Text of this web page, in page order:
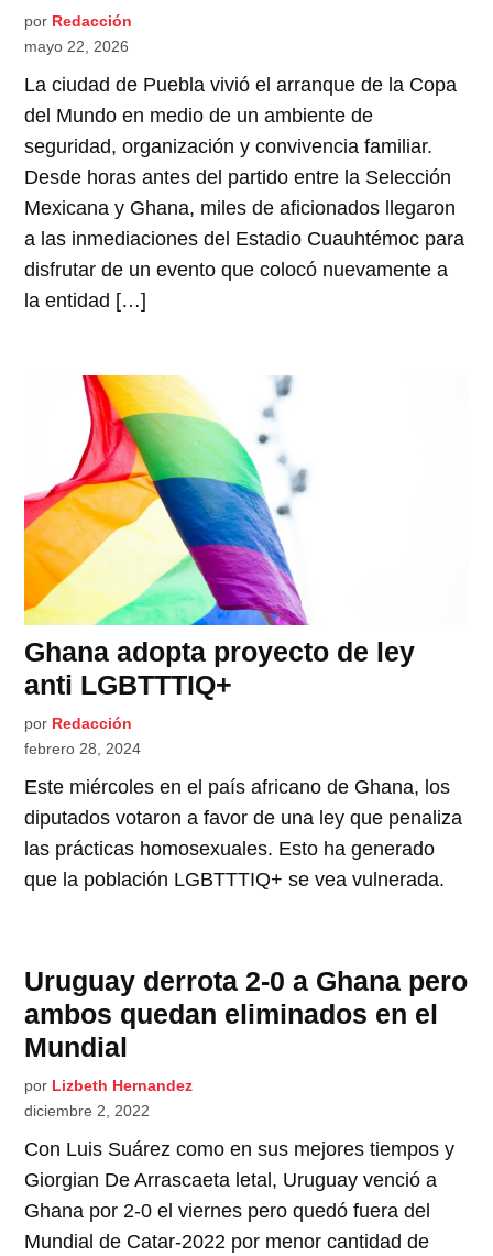
por Redacción
mayo 22, 2026
La ciudad de Puebla vivió el arranque de la Copa
del Mundo en medio de un ambiente de
seguridad, organización y convivencia familiar.
Desde horas antes del partido entre la Selección
Mexicana y Ghana, miles de aficionados llegaron
a las inmediaciones del Estadio Cuauhtémoc para
disfrutar de un evento que colocó nuevamente a
la entidad […]
Ghana adopta proyecto de ley
anti LGBTTTIQ+
por Redacción
febrero 28, 2024
Este miércoles en el país africano de Ghana, los
diputados votaron a favor de una ley que penaliza
las prácticas homosexuales. Esto ha generado
que la población LGBTTTIQ+ se vea vulnerada.
Uruguay derrota 2-0 a Ghana pero
ambos quedan eliminados en el
Mundial
por Lizbeth Hernandez
diciembre 2, 2022
Con Luis Suárez como en sus mejores tiempos y
Giorgian De Arrascaeta letal, Uruguay venció a
Ghana por 2-0 el viernes pero quedó fuera del
Mundial de Catar-2022 por menor cantidad de